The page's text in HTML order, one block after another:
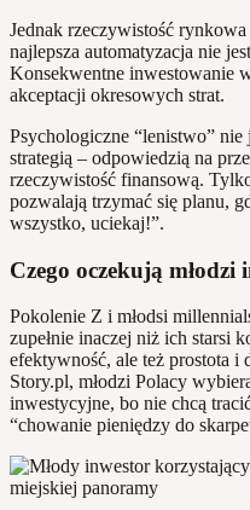
Jednak rzeczywistość
najlepsza automatyzacja nie
Konsekwentne inwestowanie
akceptacji okresowych strat.
Psychologiczne “lenistwo”
strategią – odpowiedzią na
rzeczywistość finansową.
pozwalają trzymać się planu,
wszystko, uciekaj!”.
Czego oczekują młodzi
Pokolenie Z i młodsi
zupełnie inaczej niż ich starsi
efektywność, ale też prostota i
Story.pl, młodzi Polacy
inwestycyjne, bo nie chcą
“chowanie pieniędzy do